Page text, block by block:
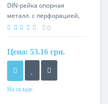
DIN-рейка опорная
металл. с перфорацией,
TS35 DZN-CR0.3_ZNCR
0
Цена: 53.16 грн.
На складе